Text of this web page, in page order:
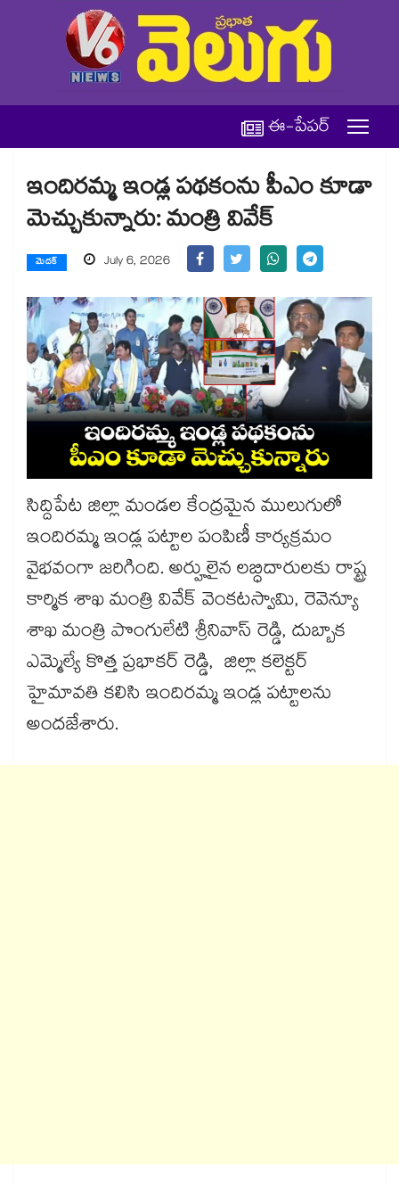
ఈ-పేపర్
ఇందిరమ్మ ఇండ్ల పథకంను పీఎం కూడా
మెచ్చుకున్నారు: మంత్రి వివేక్
మెదక్ July 6, 2026
సిద్దిపేట జిల్లా మండల కేంద్రమైన ములుగులో
ఇందిరమ్మ ఇండ్ల పట్టాల పంపిణీ కార్యక్రమం
వైభవంగా జరిగింది. అర్హులైన లబ్ధిదారులకు రాష్ట్ర
కార్మిక శాఖ మంత్రి వివేక్ వెంకటస్వామి, రెవెన్యూ
శాఖ మంత్రి పొంగులేటి శ్రీనివాస్ రెడ్డి, దుబ్బాక
ఎమ్మెల్యే కొత్త ప్రభాకర్ రెడ్డి, జిల్లా కలెక్టర్
హైమావతి కలిసి ఇందిరమ్మ ఇండ్ల పట్టాలను
అందజేశారు.